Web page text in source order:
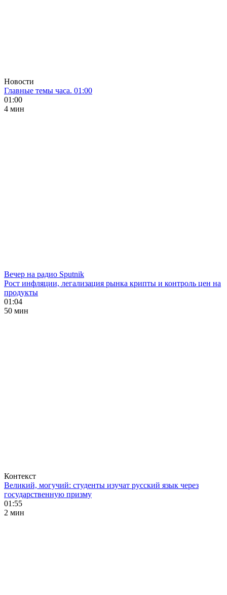
Новости
Главные темы часа. 01:00
01:00
4 мин
Вечер на радио Sputnik
Рост инфляции, легализация рынка крипты и контроль цен на
продукты
01:04
50 мин
Контекст
Великий, могучий: студенты изучат русский язык через
государственную призму
01:55
2 мин